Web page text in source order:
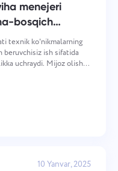
menejeri
bosqich
texnik ko'nikmalarning
beruvchisiz ish sifatida
uchraydi. Mijoz olish,
10 Yanvar, 2025